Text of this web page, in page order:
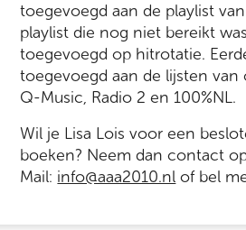
toegevoegd aan de playlist
playlist die nog niet bereikt
toegevoegd op hitrotatie.
toegevoegd aan de lijsten van
Q-Music, Radio 2 en 100%NL.
Wil je Lisa Lois voor een
boeken? Neem dan contact
Mail: info@aaa2010.nl of bel